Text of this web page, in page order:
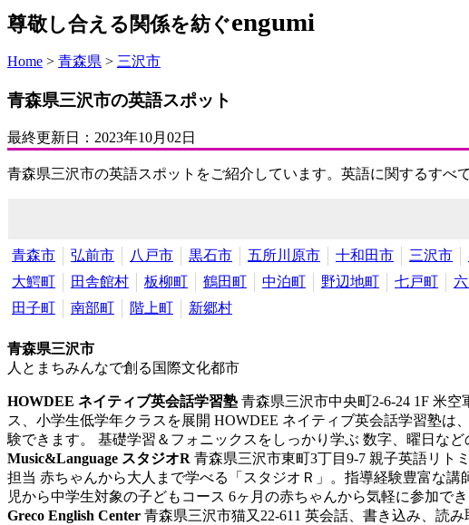
尊敬し合える関係を紡ぐengumi
Home > 青森県 > 三沢市
青森県三沢市の英語スポット
最終更新日： 2023年10月02日
青森県三沢市の英語スポットをご紹介しています。英語に関するすべ
青森市 弘前市 八戸市 黒石市 五所川原市 十和田市 三沢市
大鰐町
田舎館村 板柳町 鶴田町 中泊町 野辺地町 七戸町
田子町
南部町 階上町 新郷村
青森県三沢市
人とまちみんなで創る国際文化都市
HOWDEE ネイティブ英会話学習塾 青森県三沢市中央町2-6-24 1F 米空
ス、小学生低学年クラスを展開 HOWDEE ネイティブ英会話学習塾
験できます。 基礎学習＆フォニックスをしっかり学ぶ 数字、曜日な
Music&Language スタジオR 青森県三沢市東町3丁目9-7 親子英語リト
担当 赤ちゃんから大人まで学べる「スタジオＲ」。指導経験豊富な
児から中学生対象の子どもコース 6ヶ月の赤ちゃんから気軽に参加で
Greco English Center 青森県三沢市猫又22-611 英会話、書き込み、読み